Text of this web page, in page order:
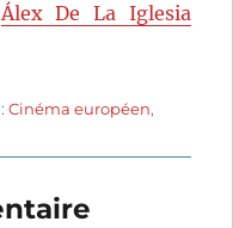
Álex De La Iglesia
:Cinéma européen,